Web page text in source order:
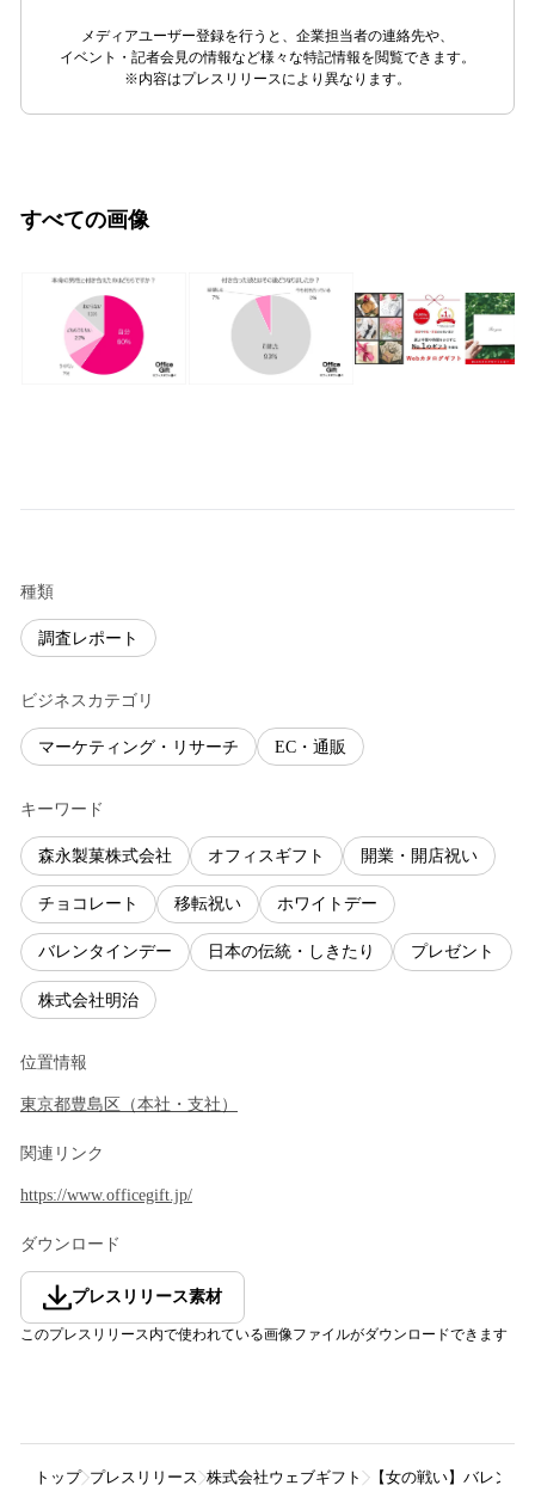
メディアユーザー登録を行うと、企業担当者の連絡先や、
イベント・記者会見の情報など様々な特記情報を閲覧できます。
※内容はプレスリリースにより異なります。
すべての画像
種類
調査レポート
ビジネスカテゴリ
マーケティング・リサーチ EC・通販
キーワード
森永製菓株式会社 オフィスギフト 開業・開店祝い
チョコレート 移転祝い ホワイトデー
バレンタインデー 日本の伝統・しきたり プレゼント
株式会社明治
位置情報
東京都豊島区 （本社・支社 ）
関連リンク
https://www.officegift.jp/
ダウンロード
プレスリリース素材
このプレスリリース内で使われている画像ファイルがダウンロードできます
トップ プレスリリース 株式会社ウェブギフト 【女の戦い】バレン